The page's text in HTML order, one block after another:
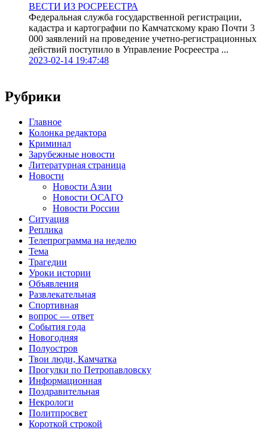
ВЕСТИ ИЗ РОСРЕЕСТРА
Федеральная служба государственной регистрации,
кадастра и картографии по Камчатскому краю Почти 3
000 заявлений на проведение учетно-регистрационных
действий поступило в Управление Росреестра ...
2023-02-14 19:47:48
Рубрики
Главное
Колонка редактора
Криминал
Зарубежные новости
Литературная страница
Новости
Новости Азии
Новости ОСАГО
Новости России
Ситуация
Реплика
Телепрограмма на неделю
Тема
Трагедии
Уроки истории
Объявления
Развлекательная
Спортивная
вопрос — ответ
События года
Новогодняя
Полуостров
Твои люди, Камчатка
Прогулки по Петропавловску
Информационная
Поздравительная
Некрологи
Политпросвет
Короткой строкой